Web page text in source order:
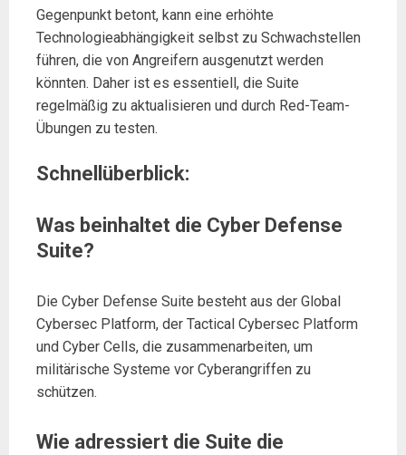
Gegenpunkt betont, kann eine erhöhte
Technologieabhängigkeit selbst zu Schwachstellen
führen, die von Angreifern ausgenutzt werden
könnten. Daher ist es essentiell, die Suite
regelmäßig zu aktualisieren und durch Red-Team-
Übungen zu testen.
Schnellüberblick:
Was beinhaltet die Cyber Defense
Suite?
Die Cyber Defense Suite besteht aus der Global
Cybersec Platform, der Tactical Cybersec Platform
und Cyber Cells, die zusammenarbeiten, um
militärische Systeme vor Cyberangriffen zu
schützen.
Wie adressiert die Suite die